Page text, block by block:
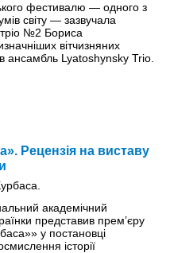
фестивалю — одного з
світу — зазвучала
тріо №2 Бориса
вітчизняних
ансамбль Lyatoshynsky Trio.
Рецензія на виставу
академічний
представив прем’єру
у постановці
історії